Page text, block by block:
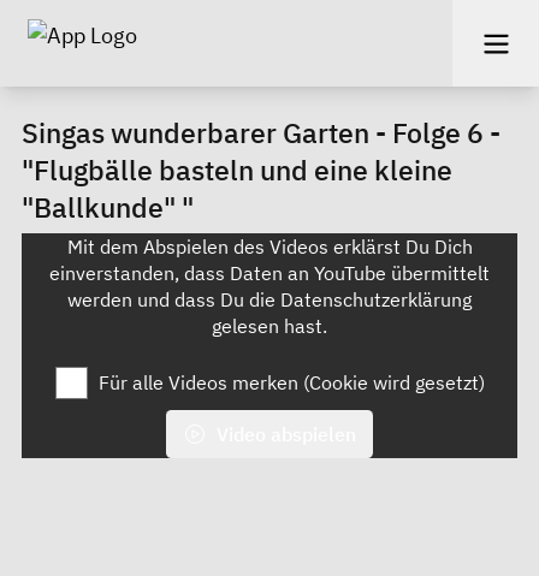
Singas wunderbarer Garten - Folge 6 -
"Flugbälle basteln und eine kleine
"Ballkunde" "
Mit dem Abspielen des Videos erklärst Du Dich
einverstanden, dass Daten an YouTube übermittelt
werden und dass Du die Datenschutzerklärung
gelesen hast.
Für alle Videos merken (Cookie wird gesetzt)